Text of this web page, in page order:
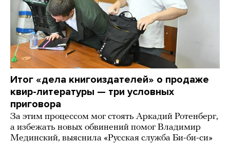
Итог «дела книгоиздателей» о продаже
квир-литературы — три условных
приговора
За этим процессом мог стоять Аркадий Ротенберг,
а избежать новых обвинений помог Владимир
Мединский, выяснила «Русская служба Би-би-си»